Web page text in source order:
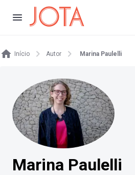
Início Autor Marina Paulelli
Marina Paulelli